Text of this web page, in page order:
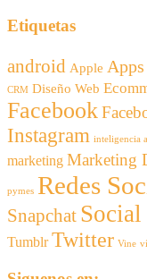
Etiquetas
android Apple Apps
CRM Diseño Web
Facebook
Instagram inteligencia
marketing Marketing
pymes Redes
Snapchat
Tumblr Twitter Vine